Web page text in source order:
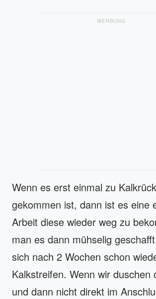
WERBUNG
Wenn es erst einmal zu
gekommen ist, dann ist es eine
Arbeit diese wieder weg zu
man es dann mühselig
sich nach 2 Wochen schon
Kalkstreifen. Wenn wir duschen
und dann nicht direkt im